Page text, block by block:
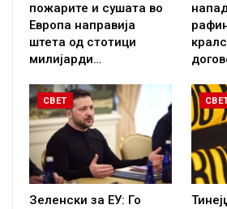
пожарите и сушата во
Европа направија
штета од стотици
милијарди…
СВЕТ
Зеленски за ЕУ: Го